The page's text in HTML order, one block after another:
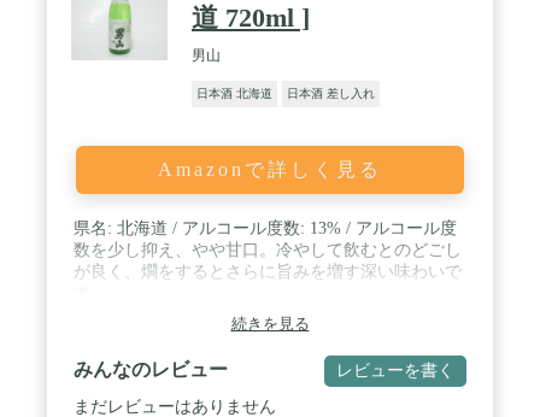
道 720ml ]
男山
日本酒 北海道 日本酒 差し入れ
Amazonで詳しく見る
県名: 北海道 / アルコール度数: 13% / アルコール度
数を少し抑え、やや甘口。冷やして飲むとのどごし
が良く、燗をするとさらに旨みを増す深い味わいで
続きを見る
みんなのレビュー レビューを書く
まだレビューはありません